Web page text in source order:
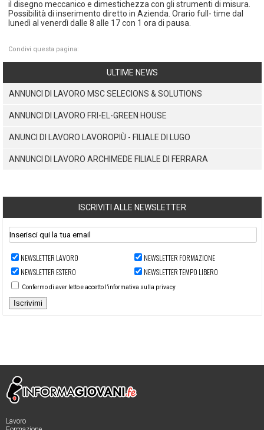
il disegno meccanico e dimestichezza con gli strumenti di misura.
Possibilità di inserimento diretto in Azienda. Orario full- time dal
lunedì al venerdì dalle 8 alle 17 con 1 ora di pausa.
Condivi questa pagina:
ULTIME NEWS
ANNUNCI DI LAVORO MSC SELECIONS & SOLUTIONS
ANNUNCI DI LAVORO FRI-EL-GREEN HOUSE
ANUNCI DI LAVORO LAVOROPIÙ - FILIALE DI LUGO
ANNUNCI DI LAVORO ARCHIMEDE FILIALE DI FERRARA
ISCRIVITI ALLE NEWSLETTER
NEWSLETTER LAVORO
NEWSLETTER FORMAZIONE
NEWSLETTER ESTERO
NEWSLETTER TEMPO LIBERO
Confermo di aver letto e accetto l’informativa sulla privacy
Iscrivimi
Lavoro